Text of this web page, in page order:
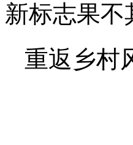
新标志果不
重返乡村